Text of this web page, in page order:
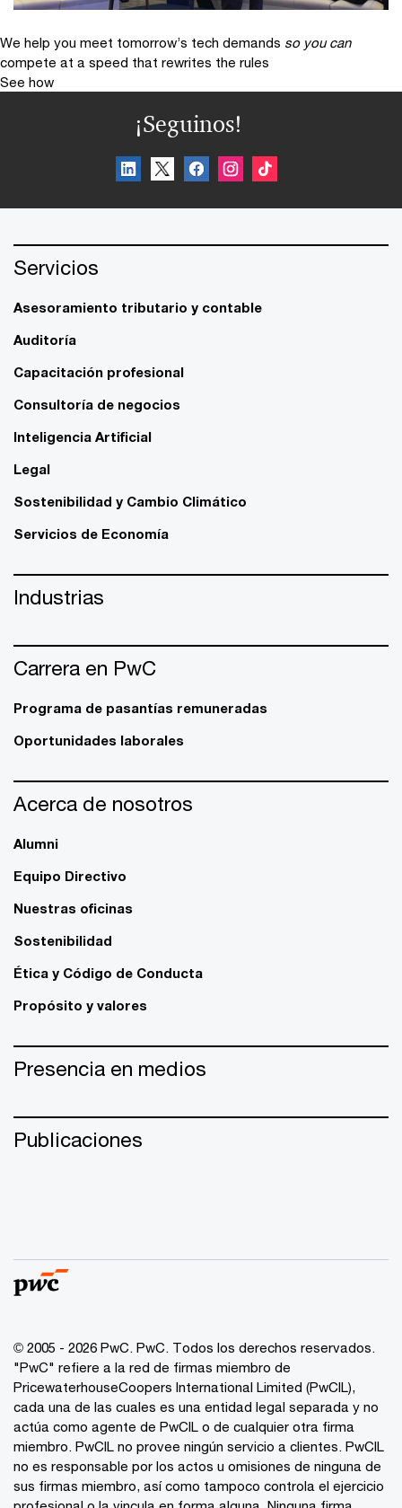
We help you meet tomorrow’s tech demands so you can
compete at a speed that rewrites the rules
See how
¡Seguinos!
Servicios
Asesoramiento tributario y contable
Auditoría
Capacitación profesional
Consultoría de negocios
Inteligencia Artificial
Legal
Sostenibilidad y Cambio Climático
Servicios de Economía
Industrias
Carrera en PwC
Programa de pasantías remuneradas
Oportunidades laborales
Acerca de nosotros
Alumni
Equipo Directivo
Nuestras oficinas
Sostenibilidad
Ética y Código de Conducta
Propósito y valores
Presencia en medios
Publicaciones
© 2005 - 2026 PwC. PwC. Todos los derechos reservados.
"PwC" refiere a la red de firmas miembro de
PricewaterhouseCoopers International Limited (PwCIL),
cada una de las cuales es una entidad legal separada y no
actúa como agente de PwCIL o de cualquier otra firma
miembro. PwCIL no provee ningún servicio a clientes. PwCIL
no es responsable por los actos u omisiones de ninguna de
sus firmas miembro, así como tampoco controla el ejercicio